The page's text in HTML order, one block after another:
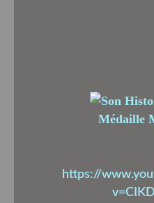
Médaille
https://